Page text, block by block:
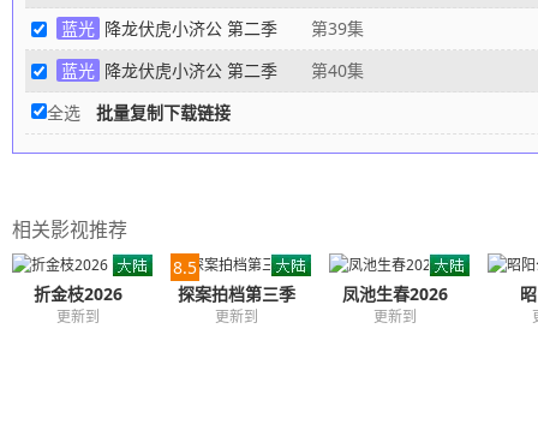
蓝光 降龙伏虎小济公 第二季 第39集
蓝光 降龙伏虎小济公 第二季 第40集
全选
批量复制下载链接
相关影视推荐
折金枝2026
更新到
8.5
探案拍档第三季
更新到
凤池生春2026
更新到